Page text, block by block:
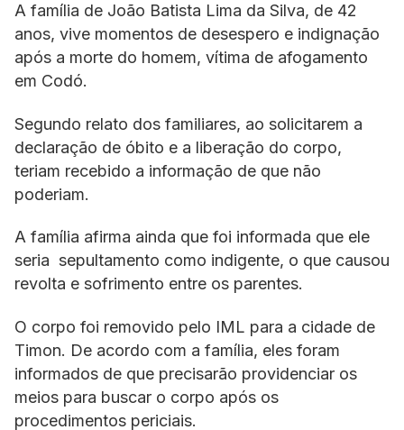
A família de João Batista Lima da Silva, de 42
anos, vive momentos de desespero e indignação
após a morte do homem, vítima de afogamento
em Codó.
Segundo relato dos familiares, ao solicitarem a
declaração de óbito e a liberação do corpo,
teriam recebido a informação de que não
poderiam.
A família afirma ainda que foi informada que ele
seria sepultamento como indigente, o que causou
revolta e sofrimento entre os parentes.
O corpo foi removido pelo IML para a cidade de
Timon. De acordo com a família, eles foram
informados de que precisarão providenciar os
meios para buscar o corpo após os
procedimentos periciais.